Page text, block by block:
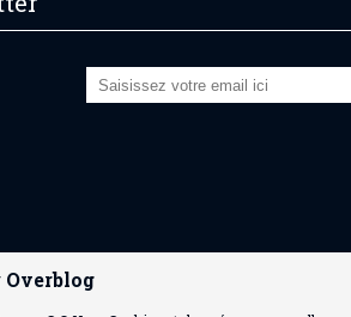
Overblog